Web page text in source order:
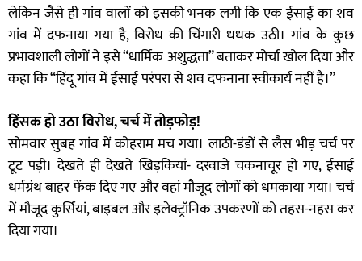
लेकिन जैसे ही गांव वालों को इसकी भनक लगी कि एक ईसाई का शव
गांव में दफनाया गया है, विरोध की चिंगारी धधक उठी। गांव के कुछ
प्रभावशाली लोगों ने इसे “धार्मिक अशुद्धता” बताकर मोर्चा खोल दिया और
कहा कि “हिंदू गांव में ईसाई परंपरा से शव दफनाना स्वीकार्य नहीं है।”
हिंसक हो उठा विरोध, चर्च में तोड़फोड़!
सोमवार सुबह गांव में कोहराम मच गया। लाठी-डंडों से लैस भीड़ चर्च पर
टूट पड़ी। देखते ही देखते खिड़कियां- दरवाजे चकनाचूर हो गए, ईसाई
धर्मग्रंथ बाहर फेंक दिए गए और वहां मौजूद लोगों को धमकाया गया। चर्च
में मौजूद कुर्सियां, बाइबल और इलेक्ट्रॉनिक उपकरणों को तहस-नहस कर
दिया गया।